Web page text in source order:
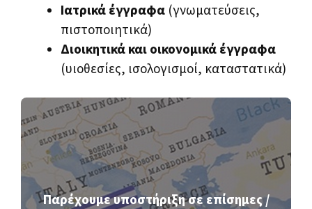
Ιατρικά έγγραφα (γνωματεύσεις,
πιστοποιητικά)
Διοικητικά και οικονομικά έγγραφα
(υιοθεσίες, ισολογισμοί, καταστατικά)
Παρέχουμε υποστήριξη σε επίσημες /